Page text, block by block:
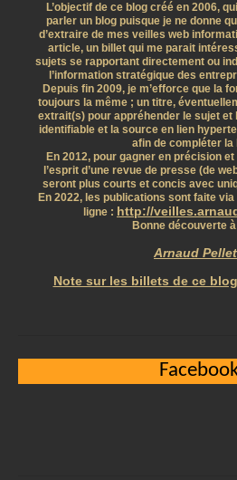
L’objectif de ce blog créé en 2006,
parler un blog puisque je ne donne
d’extraire de mes veilles web
article, un billet qui me parait
sujets se rapportant directement ou
l’information stratégique des
Depuis fin 2009, je m’efforce que la
toujours la même ; un titre,
extrait(s) pour appréhender le sujet et
identifiable et la source en lien
afin de compléter la
En 2012, pour gagner en précision
l’esprit d’une revue de presse (de
seront plus courts et concis avec
En 2022, les publications sont faite
ligne : http://
Bonne découverte
Arnaud
Note sur les billets de ce